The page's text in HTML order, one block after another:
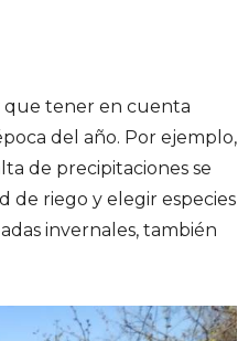
que tener en cuenta
del año. Por ejemplo,
de precipitaciones se
de riego y elegir especies
invernales, también